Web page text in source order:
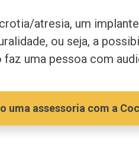
atresia, um
ou seja, a
uma pessoa com
uma assessoria com a